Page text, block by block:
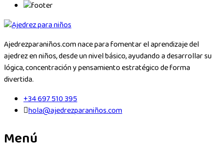
Ajedrezparaniños.com nace para fomentar el aprendizaje del
ajedrez en niños, desde un nivel básico, ayudando a desarrollar su
lógica, concentración y pensamiento estratégico de forma
divertida.
+34 697 510 395
hola@ajedrezparaniños.com
Menú